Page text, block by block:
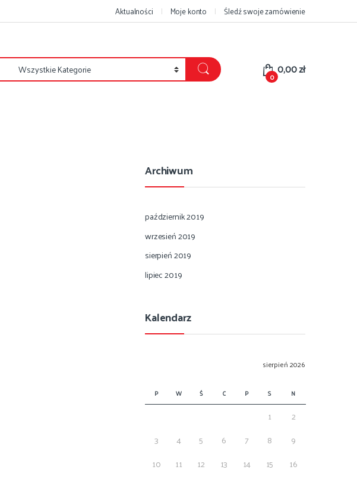
Aktualności Moje konto Śledź swoje zamówienie
0 0,00zł
Archiwum
październik 2019
wrzesień 2019
sierpień 2019
lipiec 2019
Kalendarz
sierpień 2026
P W Ś C P S N
1
2
3
4 5 6 7 8
9
10
11 12 13 14 15
16